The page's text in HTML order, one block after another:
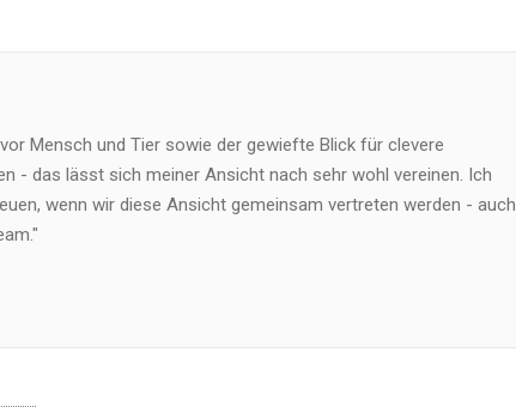
Mensch und Tier sowie der gewiefte Blick für clevere
- das lässt sich meiner Ansicht nach sehr wohl vereinen. Ich
wenn wir diese Ansicht gemeinsam vertreten werden - auch